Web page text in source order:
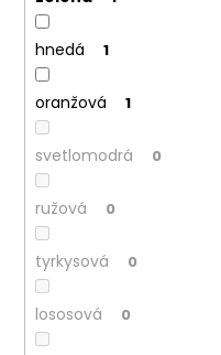
hnedá 1
oranžová 1
svetlomodrá 0
ružová 0
tyrkysová 0
lososová 0
a
m